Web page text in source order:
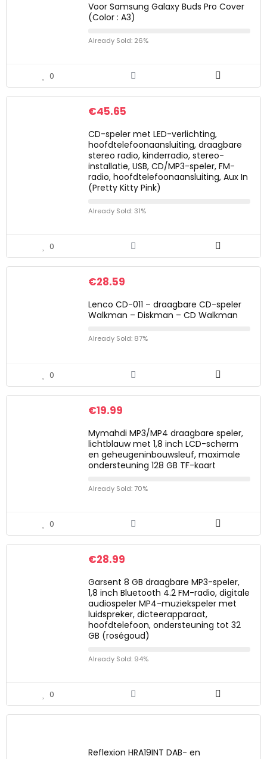
Voor Samsung Galaxy Buds Pro Cover
(Color : A3)
Already Sold: 26%
0
€45.65
CD-speler met LED-verlichting,
hoofdtelefoonaansluiting, draagbare
stereo radio, kinderradio, stereo-
installatie, USB, CD/MP3-speler, FM-
radio, hoofdtelefoonaansluiting, Aux In
(Pretty Kitty Pink)
Already Sold: 31%
0
€28.59
Lenco CD-011 – draagbare CD-speler
Walkman – Diskman – CD Walkman
Already Sold: 87%
0
€19.99
Mymahdi MP3/MP4 draagbare speler,
lichtblauw met 1,8 inch LCD-scherm
en geheugeninbouwsleuf, maximale
ondersteuning 128 GB TF-kaart
Already Sold: 70%
0
€28.99
Garsent 8 GB draagbare MP3-speler,
1,8 inch Bluetooth 4.2 FM-radio, digitale
audiospeler MP4-muziekspeler met
luidspreker, dicteerapparaat,
hoofdtelefoon, ondersteuning tot 32
GB (roségoud)
Already Sold: 94%
0
Reflexion HRA19INT DAB- en